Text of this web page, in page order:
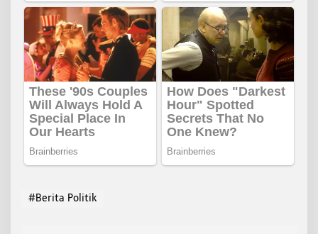
#Berita Politik